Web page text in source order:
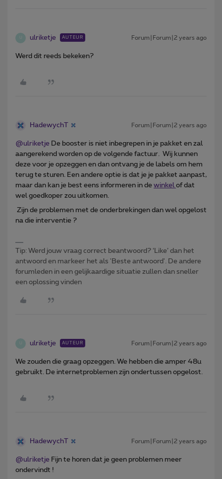
ulriketje AUTEUR Forum|Forum|2 years ago
Werd dit reeds bekeken?
HadewychT Forum|Forum|2 years ago
@ulriketje De booster is niet inbegrepen in je pakket en zal
aangerekend worden op de volgende factuur. Wij kunnen
deze voor je opzeggen en dan ontvang je de labels om hem
terug te sturen. Een andere optie is dat je je pakket aanpast,
maar dan kan je best eens informeren in de winkel of dat
wel goedkoper zou uitkomen.
Zijn de problemen met de onderbrekingen dan wel opgelost
na die interventie ?
Tip: Werd jouw vraag correct beantwoord? ‘Like’ dan het
antwoord en markeer het als 'Beste antwoord'. De andere
forumleden in een gelijkaardige situatie zullen dan sneller
een oplossing vinden
ulriketje AUTEUR Forum|Forum|2 years ago
We zouden die graag opzeggen. We hebben die amper 48u
gebruikt. De internetproblemen zijn ondertussen opgelost.
HadewychT Forum|Forum|2 years ago
@ulriketje Fijn te horen dat je geen problemen meer
ondervindt !